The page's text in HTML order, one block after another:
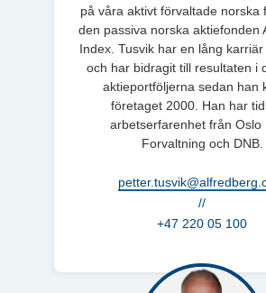
på våra aktivt förvaltade norska
den passiva norska aktiefonden
Index. Tusvik har en lång
och har bidragit till resultaten i
aktieportföljerna sedan han
företaget 2000. Han har
arbetserfarenhet från Oslo
Forvaltning och DNB.
//
+47 220 05 100